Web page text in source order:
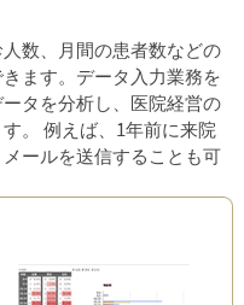
数、月間の患者数などの
ます。データ入力業務を
タを分析し、医院経営の
。 例えば、1年前に来院
ールを送信することも可